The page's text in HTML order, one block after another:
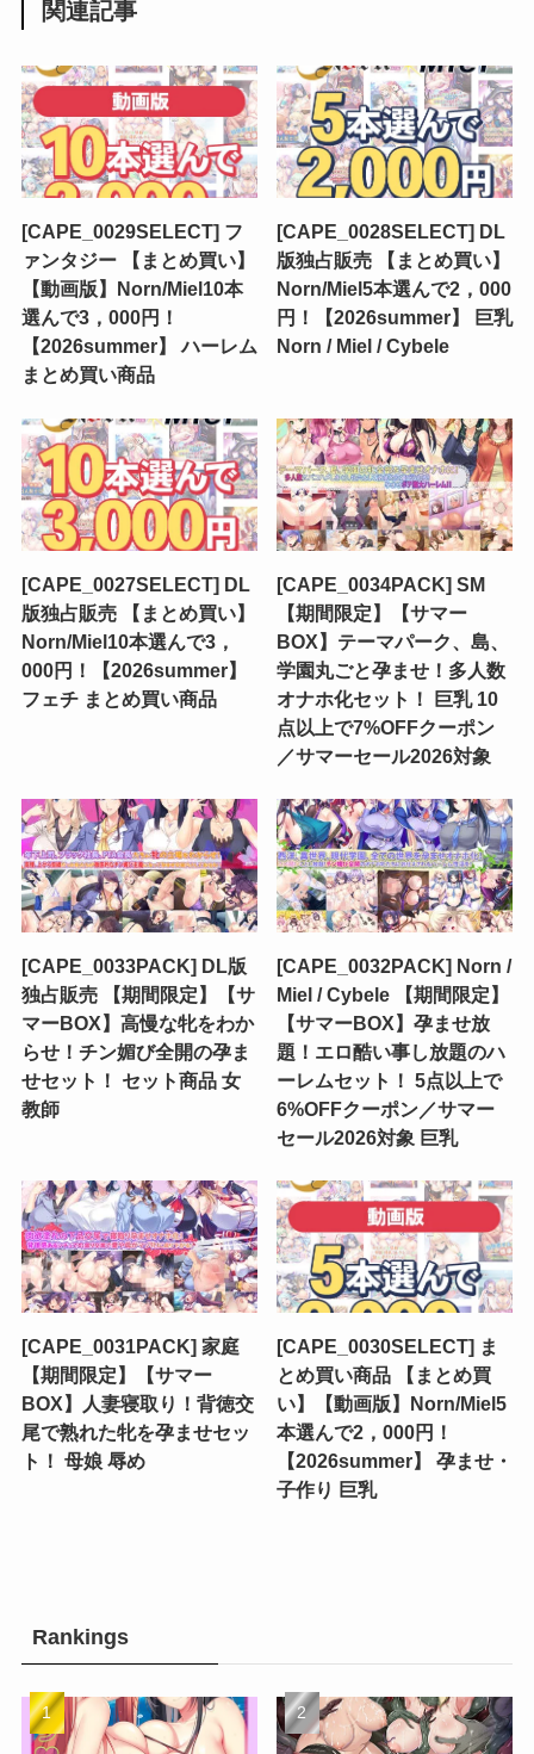
関連記事
[CAPE_0029SELECT] フ
ァンタジー 【まとめ買い】
【動画版】Norn/Miel10本
選んで3，000円！
【2026summer】 ハーレム
まとめ買い商品
[CAPE_0028SELECT] DL
版独占販売 【まとめ買い】
Norn/Miel5本選んで2，000
円！【2026summer】 巨乳
Norn / Miel / Cybele
[CAPE_0027SELECT] DL
版独占販売 【まとめ買い】
Norn/Miel10本選んで3，
000円！【2026summer】
フェチ まとめ買い商品
[CAPE_0034PACK] SM
【期間限定】【サマー
BOX】テーマパーク、島、
学園丸ごと孕ませ！多人数
オナホ化セット！ 巨乳 10
点以上で7%OFFクーポン
／サマーセール2026対象
[CAPE_0033PACK] DL版
独占販売 【期間限定】【サ
マーBOX】高慢な牝をわか
らせ！チン媚び全開の孕ま
せセット！ セット商品 女
教師
[CAPE_0032PACK] Norn /
Miel / Cybele 【期間限定】
【サマーBOX】孕ませ放
題！エロ酷い事し放題のハ
ーレムセット！ 5点以上で
6%OFFクーポン／サマー
セール2026対象 巨乳
[CAPE_0031PACK] 家庭
【期間限定】【サマー
BOX】人妻寝取り！背徳交
尾で熟れた牝を孕ませセッ
ト！ 母娘 辱め
[CAPE_0030SELECT] ま
とめ買い商品 【まとめ買
い】【動画版】Norn/Miel5
本選んで2，000円！
【2026summer】 孕ませ・
子作り 巨乳
Rankings